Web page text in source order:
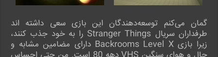
گمان می‌کنم توسعه‌دهندگان این بازی سعی داشته اند
طرفداران سریال Stranger Things را به خود جذب کنند،
زیرا بازی Backrooms Level X دارای مضامین مشابه و